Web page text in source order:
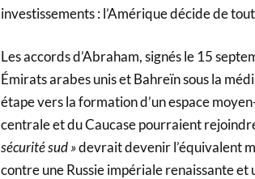
investissements : l’Amérique décide de
Les accords d’Abraham, signés le 15
Émirats arabes unis et Bahreïn sous la
étape vers la formation d’un espace
centrale et du Caucase pourraient
sécurité sud »devrait devenir l’équivalent
contre une Russie impériale renaissante et